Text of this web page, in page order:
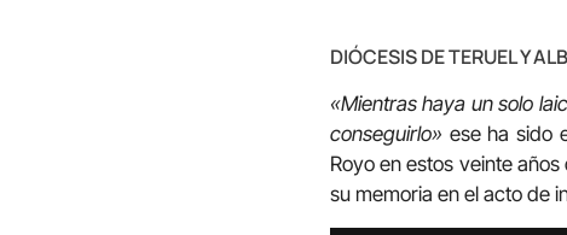
DIÓCESIS DE TERUEL Y
«Mientras haya un solo
conseguirlo» ese ha sido
Royo en estos veinte
su memoria en el acto de